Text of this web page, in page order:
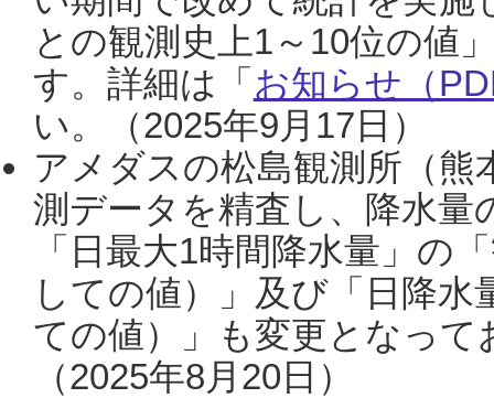
との観測史上1～10位の値
す。詳細は「 お知らせ（
い。（2025年9月17日）
アメダスの松島観測所（熊
測データを精査し、降水
「日最大1時間降水量」の
しての値）」及び「日降
ての値）」も変更となっ
（2025年8月20日）